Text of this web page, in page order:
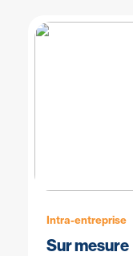
Intra-entreprise
Sur mesure